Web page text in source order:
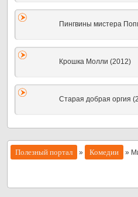
Пингвины мистера
Крошка Молли (2012)
Старая добрая оргия
Полезный портал » Комедии »